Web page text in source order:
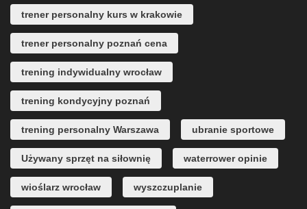
trener personalny kurs w krakowie
trener personalny poznań cena
trening indywidualny wrocław
trening kondycyjny poznań
trening personalny Warszawa ubranie sportowe
Używany sprzęt na siłownię waterrower opinie
wioślarz wrocław wyszczuplanie